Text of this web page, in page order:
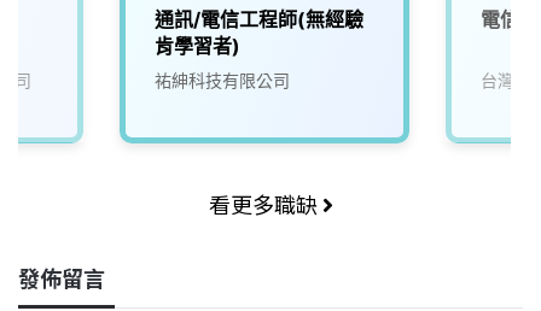
司
通訊/電信工程師(無經驗
肯學習者)
祐紳科技有限公司
電信
台灣威
看更多職缺
發佈留言